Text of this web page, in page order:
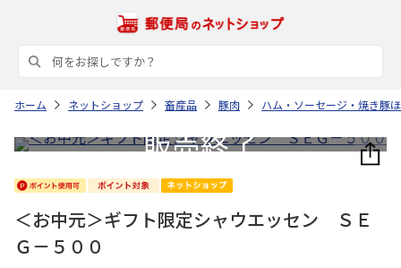
ホーム ネットショップ 畜産品 豚肉 ハム・ソーセージ・焼き豚
＜お中元＞ギフト限定シャウエッセン ＳＥ
Ｇ－５００